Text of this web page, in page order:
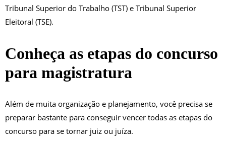
Tribunal Superior do Trabalho (TST) e Tribunal Superior
Eleitoral (TSE).
Conheça as etapas do concurso
para magistratura
Além de muita organização e planejamento, você precisa se
preparar bastante para conseguir vencer todas as etapas do
concurso para se tornar juiz ou juíza.